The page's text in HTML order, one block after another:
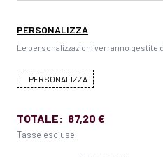
PERSONALIZZA
Le personalizzazioni verranno gestite
PERSONALIZZA
TOTALE: 87,20 €
Tasse escluse